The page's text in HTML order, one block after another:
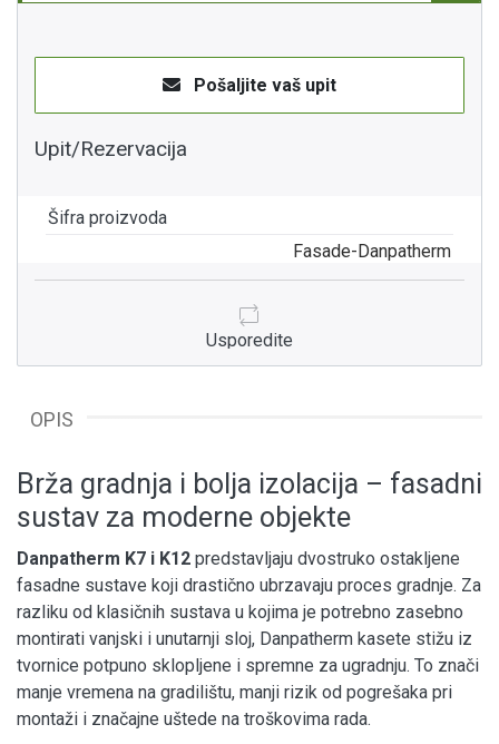
Šifra proizvoda
Fasade-Danpatherm
Pošaljite vaš upit
Upit/Rezervacija
Usporedite
OPIS
Brža gradnja i bolja izolacija – fasadni
sustav za moderne objekte
Danpatherm K7 i K12 predstavljaju dvostruko ostakljene
fasadne sustave koji drastično ubrzavaju proces gradnje. Za
razliku od klasičnih sustava u kojima je potrebno zasebno
montirati vanjski i unutarnji sloj, Danpatherm kasete stižu iz
tvornice potpuno sklopljene i spremne za ugradnju. To znači
manje vremena na gradilištu, manji rizik od pogrešaka pri
montaži i značajne uštede na troškovima rada.